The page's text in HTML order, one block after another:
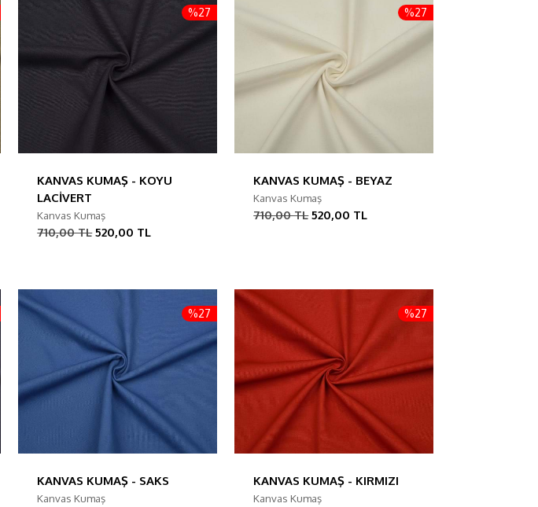
%27
KANVAS KUMAŞ - KOYU
LACİVERT
Kanvas Kumaş
710,00 TL 520,00 TL
%27
KANVAS KUMAŞ - BEYAZ
Kanvas Kumaş
710,00 TL 520,00 TL
%27
KANVAS KUMAŞ - SAKS
Kanvas Kumaş
%27
KANVAS KUMAŞ - KIRMIZI
Kanvas Kumaş